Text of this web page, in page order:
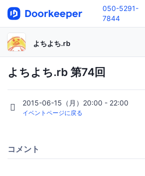
050-5291-
7844
よちよち.rb
よちよち.rb 第74回
2015-06-15（月）20:00 - 22:00
イベントページに戻る
コメント